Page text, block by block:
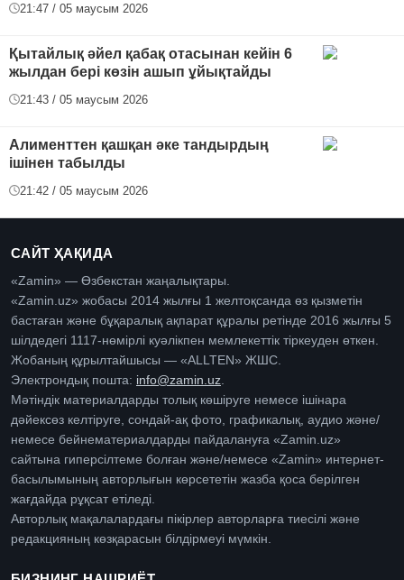
21:47 / 05 маусым 2026
Қытайлық әйел қабақ отасынан кейін 6
жылдан бері көзін ашып ұйықтайды
21:43 / 05 маусым 2026
Алименттен қашқан әке тандырдың
ішінен табылды
21:42 / 05 маусым 2026
САЙТ ҲАҚИДА
«Zamin» — Өзбекстан жаңалықтары.
«Zamin.uz» жобасы 2014 жылғы 1 желтоқсанда өз қызметін
бастаған және бұқаралық ақпарат құралы ретінде 2016 жылғы 5
шілдедегі 1117-нөмірлі куәлікпен мемлекеттік тіркеуден өткен.
Жобаның құрылтайшысы — «ALLTEN» ЖШС.
Электрондық пошта: info@zamin.uz
Мәтіндік материалдарды толық көшіруге немесе ішінара
дәйексөз келтіруге, сондай-ақ фото, графикалық, аудио және/
немесе бейнематериалдарды пайдалануға «Zamin.uz»
сайтына гиперсілтеме болған және/немесе «Zamin» интернет-
басылымының авторлығын көрсететін жазба қоса берілген
жағдайда рұқсат етіледі.
Авторлық мақалалардағы пікірлер авторларға тиесілі және
редакцияның көзқарасын білдірмеуі мүмкін.